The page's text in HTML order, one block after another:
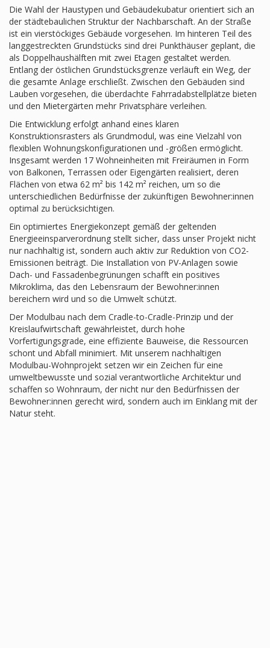
Die Wahl der Haustypen und Gebäudekubatur orientiert sich an
der städtebaulichen Struktur der Nachbarschaft. An der Straße
ist ein vierstöckiges Gebäude vorgesehen. Im hinteren Teil des
langgestreckten Grundstücks sind drei Punkthäuser geplant, die
als Doppelhaushälften mit zwei Etagen gestaltet werden.
Entlang der östlichen Grundstücksgrenze verläuft ein Weg, der
die gesamte Anlage erschließt. Zwischen den Gebäuden sind
Lauben vorgesehen, die überdachte Fahrradabstellplätze bieten
und den Mietergärten mehr Privatsphäre verleihen.
Die Entwicklung erfolgt anhand eines klaren
Konstruktionsrasters als Grundmodul, was eine Vielzahl von
flexiblen Wohnungskonfigurationen und -größen ermöglicht.
Insgesamt werden 17 Wohneinheiten mit Freiräumen in Form
von Balkonen, Terrassen oder Eigengärten realisiert, deren
Flächen von etwa 62 m² bis 142 m² reichen, um so die
unterschiedlichen Bedürfnisse der zukünftigen Bewohner:innen
optimal zu berücksichtigen.
Ein optimiertes Energiekonzept gemäß der geltenden
Energieeinsparverordnung stellt sicher, dass unser Projekt nicht
nur nachhaltig ist, sondern auch aktiv zur Reduktion von CO2-
Emissionen beiträgt. Die Installation von PV-Anlagen sowie
Dach- und Fassadenbegrünungen schafft ein positives
Mikroklima, das den Lebensraum der Bewohner:innen
bereichern wird und so die Umwelt schützt.
Der Modulbau nach dem Cradle-to-Cradle-Prinzip und der
Kreislaufwirtschaft gewährleistet, durch hohe
Vorfertigungsgrade, eine effiziente Bauweise, die Ressourcen
schont und Abfall minimiert. Mit unserem nachhaltigen
Modulbau-Wohnprojekt setzen wir ein Zeichen für eine
umweltbewusste und sozial verantwortliche Architektur und
schaffen so Wohnraum, der nicht nur den Bedürfnissen der
Bewohner:innen gerecht wird, sondern auch im Einklang mit der
Natur steht.